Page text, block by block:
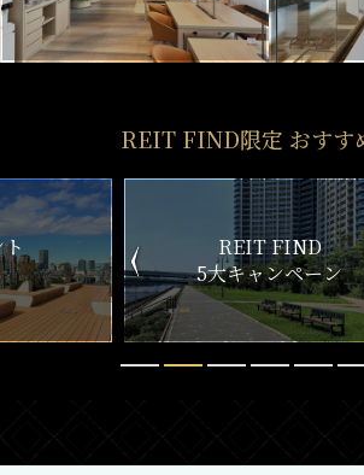
REIT FIND限定 おすす
ン
リアルタイム
更新一覧チェック